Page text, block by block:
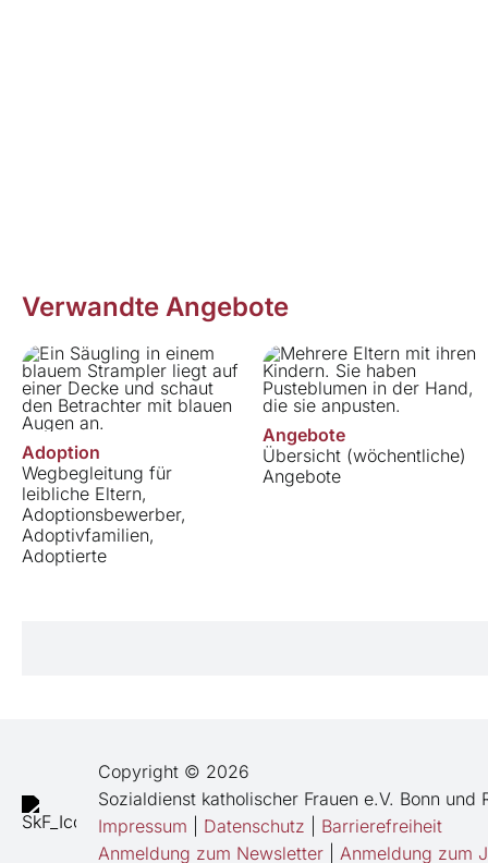
Verwandte Angebote
Adoption
Wegbegleitung für
leibliche Eltern,
Adoptionsbewerber,
Adoptivfamilien,
Adoptierte
Angebote
Übersicht (wöchentliche)
Angebote
Copyright © 2026
Sozialdienst katholischer Frauen e.V. Bonn und
Impressum
Datenschutz
Barrierefreiheit
Anmeldung zum Newsletter| Anmeldung zum